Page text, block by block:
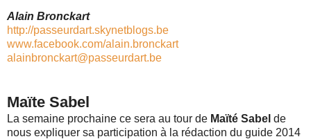
Alain Bronckart
http://passeurdart.skynetblogs.be
www.facebook.com/alain.bronckart
alainbronckart@passeurdart.be
Maïte Sabel
La semaine prochaine ce sera au tour de Maïté Sabel de
nous expliquer sa participation à la rédaction du guide 2014